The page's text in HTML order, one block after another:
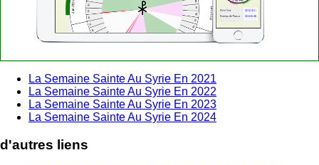
La Semaine Sainte Au Syrie En 2021
La Semaine Sainte Au Syrie En 2022
La Semaine Sainte Au Syrie En 2023
La Semaine Sainte Au Syrie En 2024
d'autres liens